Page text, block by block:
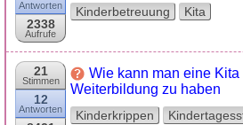
Antworten
2338
Aufrufe
Kinderbetreuung Kita
21
Stimmen
12
Antworten
Wie kann man eine
Weiterbildung zu haben
Kinderkrippen